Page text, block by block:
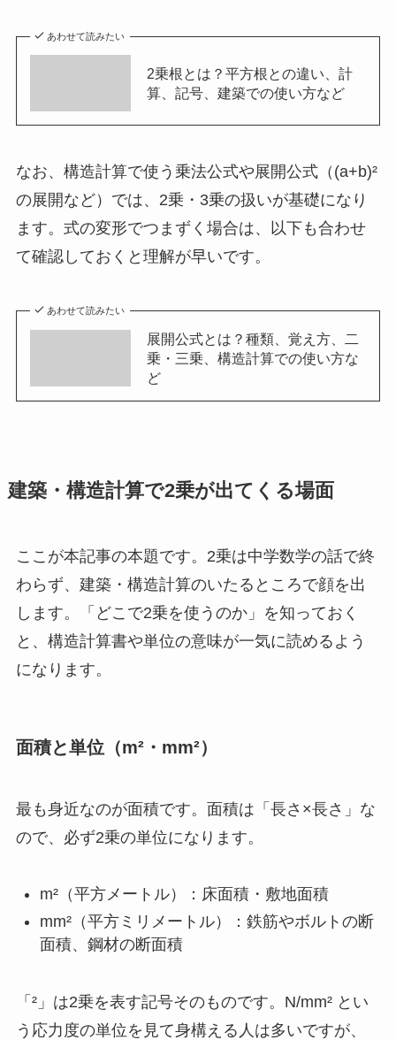
あわせて読みたい
2乗根とは？平方根との違い、計
算、記号、建築での使い方など
なお、構造計算で使う乗法公式や展開公式（(a+b)²
の展開など）では、2乗・3乗の扱いが基礎になり
ます。式の変形でつまずく場合は、以下も合わせ
て確認しておくと理解が早いです。
あわせて読みたい
展開公式とは？種類、覚え方、二
乗・三乗、構造計算での使い方な
ど
建築・構造計算で2乗が出てくる場面
ここが本記事の本題です。2乗は中学数学の話で終
わらず、建築・構造計算のいたるところで顔を出
します。「どこで2乗を使うのか」を知っておく
と、構造計算書や単位の意味が一気に読めるよう
になります。
面積と単位（m²・mm²）
最も身近なのが面積です。面積は「長さ×長さ」な
ので、必ず2乗の単位になります。
m²（平方メートル）：床面積・敷地面積
mm²（平方ミリメートル）：鉄筋やボルトの断
面積、鋼材の断面積
「²」は2乗を表す記号そのものです。N/mm² とい
う応力度の単位を見て身構える人は多いですが、